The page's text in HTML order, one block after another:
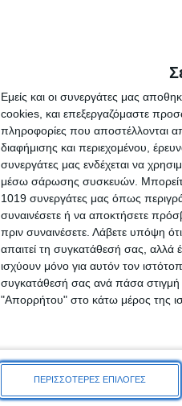
Εμείς και οι συνεργάτες μας
cookies, και επεξεργαζόμαστε
πληροφορίες που αποστέλλονται
διαφήμισης και περιεχομένου,
συνεργάτες μας ενδέχεται να
μέσω σάρωσης συσκευών. Μπορείτε
1019 συνεργάτες μας όπως
συναινέσετε ή να αποκτήσετε
πριν συναινέσετε. Λάβετε υπόψη
απαιτεί τη συγκατάθεσή σας, αλλά
ισχύουν μόνο για αυτόν τον
συγκατάθεσή σας ανά πάσα στιγμή
"Απορρήτου" στο κάτω μέρος της
ΠΕΡΙΣΣΟΤΕΡΕΣ ΕΠΙΛΟΓΕΣ
Every Day Hyperdry
Plus Σερβιέτες με
Αυξημένη Ροή 6